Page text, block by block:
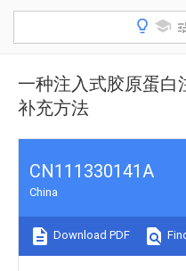
一种注入式胶原蛋白
补充方法
CN111330141A
China
Download PDF